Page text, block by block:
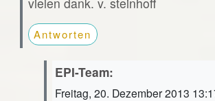
Antworten
EPI-Team:
Freitag, 20. Dezember 2013